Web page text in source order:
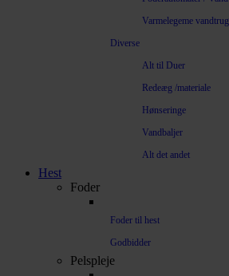
Varmelegeme vandtrug
Diverse
Alt til Duer
Redeæg /materiale
Hønseringe
Vandbaljer
Alt det andet
Hest
Foder
Foder til hest
Godbidder
Pelspleje